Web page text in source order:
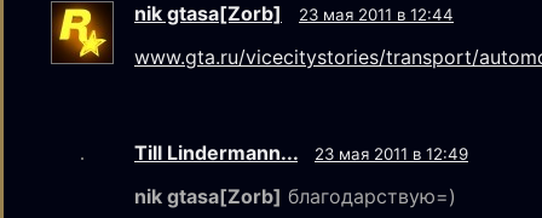
nik gtаsа[Zorb] 23 мая 2011 в 12:44
www.gta.ru/vicecitystories/transport/
Till Lindermann... 23 мая 2011 в 12:49
nik gtаsа[Zorb] благодарствую=)